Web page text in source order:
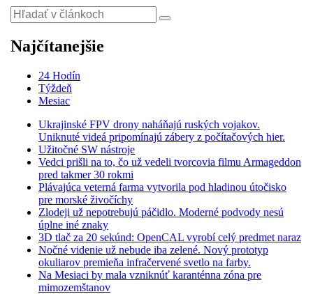
Najčítanejšie
24 Hodín
Týždeň
Mesiac
Ukrajinské FPV drony naháňajú ruských vojakov.
Uniknuté videá pripomínajú zábery z počítačových hier.
Užitočné SW nástroje
Vedci prišli na to, čo už vedeli tvorcovia filmu Armageddon
pred takmer 30 rokmi
Plávajúca veterná farma vytvorila pod hladinou útočisko
pre morské živočíchy
Zlodeji už nepotrebujú páčidlo. Moderné podvody nesú
úplne iné znaky
3D tlač za 20 sekúnd: OpenCAL vyrobí celý predmet naraz
Nočné videnie už nebude iba zelené. Nový prototyp
okuliarov premieňa infračervené svetlo na farby.
Na Mesiaci by mala vzniknúť karanténna zóna pre
mimozemštanov